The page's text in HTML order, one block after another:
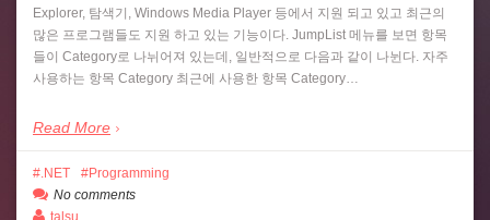
Explorer, 탐색기, Windows Media Player 등에서 지원 되고 있고 최근의
많은 프로그램들도 지원 하고 있는 기능이다. JumpList 메뉴를 보면 항목
들이 Category로 나뉘어져 있는데, 일반적으로 다음과 같이 나뉜다. 자주
사용하는 항목 Category 최근에 사용한 항목 Category…
Read More
.NET
Programming
No comments
talsu